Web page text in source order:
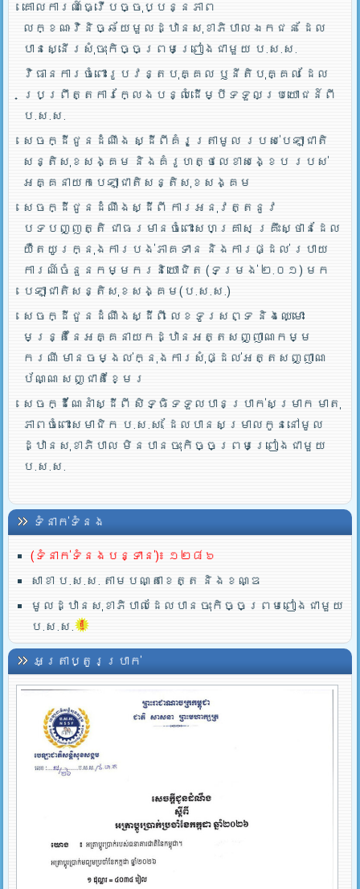
គោលការណ៍ធ្វើបច្ចុប្បន្នភាព
លក្ខណៈវិនិច្ឆ័យមួលដ្ឋានសុខាភិបាលឯកជន ដែល
បានស្នើរសុំចុះកិច្ចព្រមព្រៀងជាមួយ ប.ស.ស.
វិធានការចំពោះរូបវន្តបុគ្គល ឫនីតិបុគ្គល ដែល
ប្រព្រឹត្តការក្លែងបន្លំដើម្បីទទួលប្រយោជន៍ពី
ប.ស.ស.
សេចក្ដីជូនដំណឹង ស្ដីពីគំរូត្រាមូល របស់បេឡាជាតិ
សន្តិសុខសង្គម និងគំរូហត្ថលេខាសង្ខេប របស់
អគ្គនាយកបេឡាជាតិសន្តិសុខសង្គម
សេចក្ដីជូនដំណឹងស្ដីពី ការអនុវត្តនូវ
បទបញ្ញត្តិ ជាធរមានចំពោះសហគ្រាស គ្រឹះស្ថានដែល
យឺតយូរក្នុងការបង់ភាគទាន និងការផ្ដល់ របាយ
ការណ៍ចំនួនកម្មករនិយោជិត (ទម្រង់ ២.០១) មក
បេឡាជាតិសន្តិសុខសង្គម(ប.ស.ស.)
សេចក្ដីជូនដំណឹងស្ដីពី លេខទូរសព្ទ និងឈ្មោះ
មន្រ្តីនៃអគ្គនាយកដ្ឋានអត្តសញ្ញាណកម្ម
ករណី មានចម្ងល់ក្នុងការសុំផ្ដល់អត្តសញ្ញាណ
ប័ណ្ណ សញ្ជាតិខ្មែរ
សេចក្ដីណែនាំស្ដីពី សិទ្ធិទទួលបានប្រាក់សម្រាក មាតុ
ភាពចំពោះសមាជិក ប.ស.ស. ដែលបានសម្រាលកូននៅមូល
ដ្ឋានសុខាភិបាល មិនបានចុះកិច្ចព្រមព្រៀងជាមួយ
ប.ស.ស.
ទំនាក់ទំនង
(ទំនាក់ទំនងបន្ទាន់)៖ ១២៨៦
សាខា ប.ស.ស. តាមបណ្តាខេត្ត និងខណ្ឌ
មូលដ្ឋានសុខាភិបាលដែលបានចុះកិច្ចព្រមពៀងជាមួយ
ប.ស.ស.
អត្រាប្តូរប្រាក់